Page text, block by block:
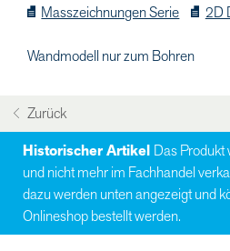
Masszeichnungen Serie
2D
Wandmodell nur zum Bohren
Zurück
Historischer Artikel Das Produkt
und nicht mehr im Fachhandel
dazu werden unten angezeigt und
Onlineshop bestellt werden.